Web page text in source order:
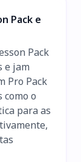
Pack e
Pack
e jam
Pro Pack
como o
para as